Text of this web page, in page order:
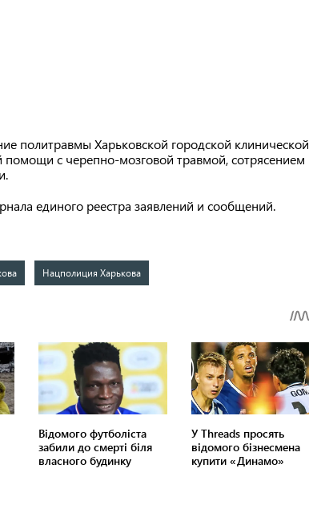
политравмы Харьковской городской клинической
с черепно-мозговой травмой, сотрясением
единого реестра заявлений и сообщений.
Нацполиция Харькова